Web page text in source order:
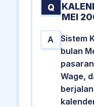
Q
MEI
A
Sistem
bulan
Wage,